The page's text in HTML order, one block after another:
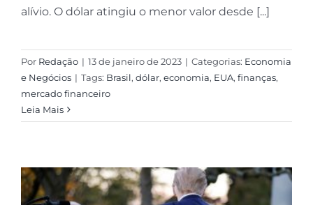
alívio. O dólar atingiu o menor valor desde [...]
Por Redação | 13 de janeiro de 2023 | Categorias: Economia
e Negócios | Tags: Brasil, dólar, economia, EUA, finanças,
mercado financeiro
Leia Mais